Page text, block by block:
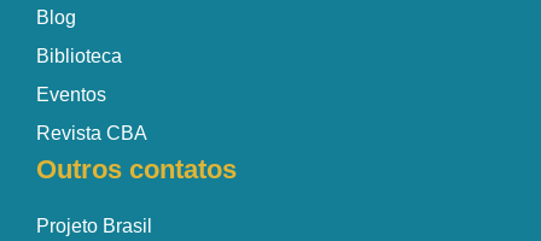
Blog
Biblioteca
Eventos
Revista CBA
Outros contatos
Projeto Brasil